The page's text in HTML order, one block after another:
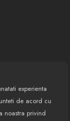
experienta
de acord cu
noastra privind